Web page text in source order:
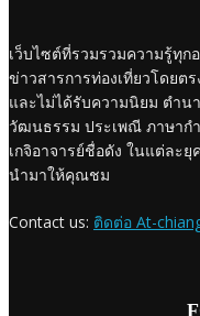
เว็บไซต์ที่รวมรวมความรู้ทุก
ข่าวสารการท่องเที่ยวโดยต
และไม่ได้รับความนิยม ตำน
วัฒนธรรม ประเพณี ภาษาก
เกจิอาจารย์ชื่อดัง ในแต่ละยุ
นำมาให้คุณชม
Contact us: ติดต่อ At-